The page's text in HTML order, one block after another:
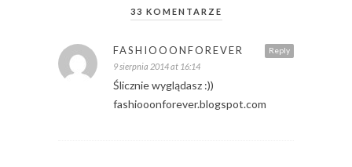
33 KOMENTARZE
Reply
FASHIOOONFOREVER
9 sierpnia 2014 at 16:14
Ślicznie wyglądasz :))
fashiooonforever.blogspot.com